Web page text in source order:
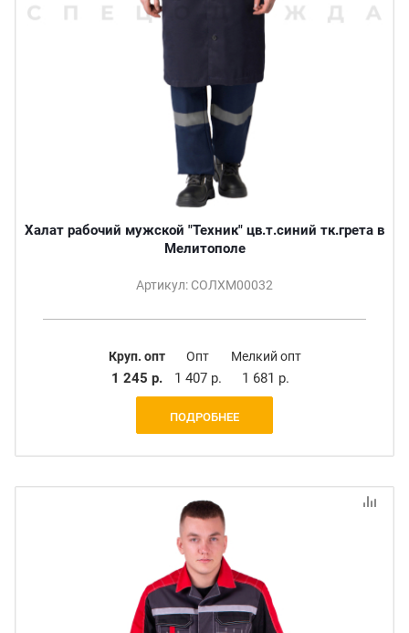
Халат рабочий мужской "Техник" цв.т.синий тк.грета в
Мелитополе
Артикул: СОЛХМ00032
Круп. опт
1 245 р.
Опт
1 407 р.
Мелкий опт
1 681 р.
ПОДРОБНЕЕ